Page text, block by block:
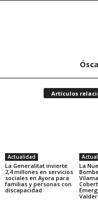
Artículos
Actualidad
La Generalitat invierte
2,4 millones en servicios
sociales en Ayora para
familias y personas con
discapacidad
La